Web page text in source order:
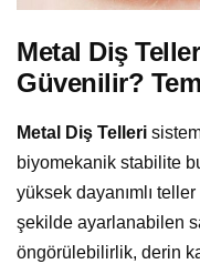
Metal Diş
Güvenilir?
Metal Diş Telleri
biyomekanik stabilite
yüksek dayanımlı
şekilde ayarlanabilen
öngörülebilirlik, derin